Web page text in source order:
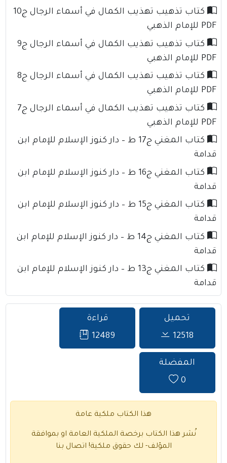
كتاب تذهيب تهذيب الكمال في أسماء الرجال ج10
PDF للإمام الذهبي
كتاب تذهيب تهذيب الكمال في أسماء الرجال ج9
PDF للإمام الذهبي
كتاب تذهيب تهذيب الكمال في أسماء الرجال ج8
PDF للإمام الذهبي
كتاب تذهيب تهذيب الكمال في أسماء الرجال ج7
PDF للإمام الذهبي
كتاب المغني ج17 ط – دار كنوز الإسلام للإمام ابن
قدامة
كتاب المغني ج16 ط – دار كنوز الإسلام للإمام ابن
قدامة
كتاب المغني ج15 ط – دار كنوز الإسلام للإمام ابن
قدامة
كتاب المغني ج14 ط – دار كنوز الإسلام للإمام ابن
قدامة
كتاب المغني ج13 ط – دار كنوز الإسلام للإمام ابن
قدامة
تحميل
12518
قراءة
12489
المفضلة
0
هذا الكتاب ملكية عامة
نُشر هذا الكتاب برخصة الملكية العامة او بموافقة
المؤلف- لك حقوق ملكية! اتصال بنا